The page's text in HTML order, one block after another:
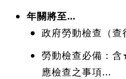
年關將至…
政府勞動檢查（查
勞動檢查必備：
應檢查之事項...